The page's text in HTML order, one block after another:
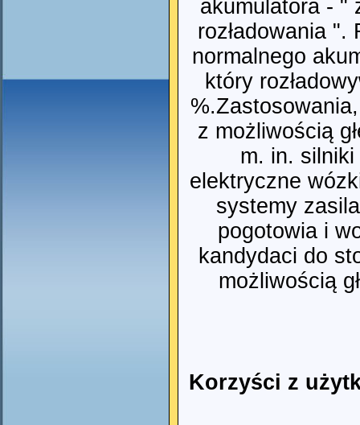
akumulatora - "
rozładowania
normalnego
który
z możliwością
m. in. silniki
elektryczne
systemy
pogotowia i
kandydaci do
możliwością
Korzyści z